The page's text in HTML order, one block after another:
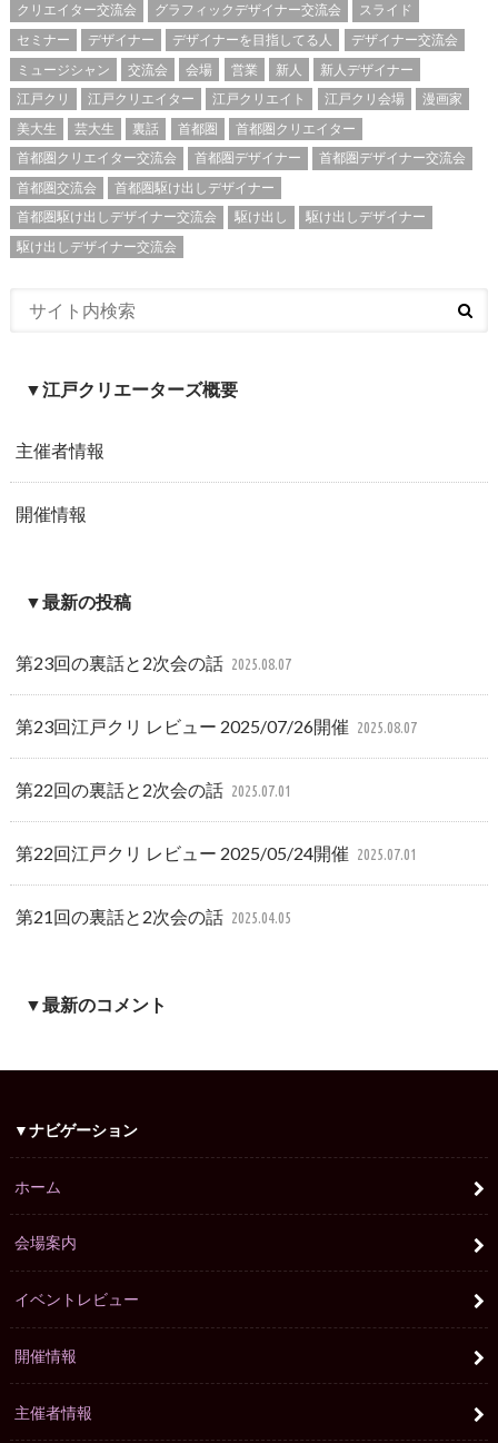
クリエイター交流会
グラフィックデザイナー交流会
スライド
セミナー
デザイナー デザイナーを目指してる人
デザイナー交流会
ミュージシャン
交流会 会場 営業 新人
新人デザイナー
江戸クリ
江戸クリエイター 江戸クリエイト 江戸クリ会場
漫画家
美大生
芸大生 裏話 首都圏
首都圏クリエイター
首都圏クリエイター交流会
首都圏デザイナー
首都圏デザイナー交流会
首都圏交流会
首都圏駆け出しデザイナー
首都圏駆け出しデザイナー交流会
駆け出し
駆け出しデザイナー
駆け出しデザイナー交流会
▼江戸クリエーターズ概要
主催者情報
開催情報
▼最新の投稿
第23回の裏話と2次会の話 2025.08.07
第23回江戸クリ レビュー 2025/07/26開催 2025.08.07
第22回の裏話と2次会の話 2025.07.01
第22回江戸クリ レビュー 2025/05/24開催 2025.07.01
第21回の裏話と2次会の話 2025.04.05
▼最新のコメント
▼ナビゲーション
ホーム
会場案内
イベントレビュー
開催情報
主催者情報